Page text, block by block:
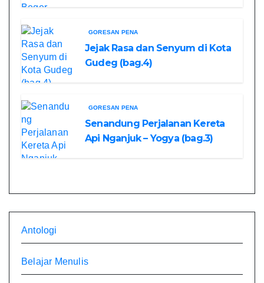
GORESAN PENA
Jejak Rasa dan Senyum di Kota
Gudeg (bag.4)
GORESAN PENA
Senandung Perjalanan Kereta
Api Nganjuk – Yogya (bag.3)
Antologi
Belajar Menulis